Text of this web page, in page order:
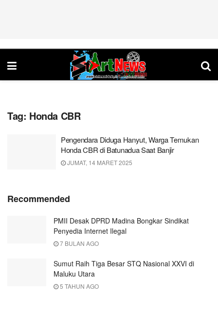
Tag: Honda CBR
Pengendara Diduga Hanyut, Warga Temukan
Honda CBR di Batunadua Saat Banjir
JUMAT, 14 MARET 2025
Recommended
PMII Desak DPRD Madina Bongkar Sindikat
Penyedia Internet Ilegal
7 BULAN AGO
Sumut Raih Tiga Besar STQ Nasional XXVI di
Maluku Utara
5 TAHUN AGO